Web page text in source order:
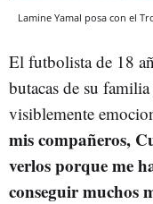
Lamine Yamal posa con el
El futbolista de 18
butacas de su
visiblemente
mis compañeros,
verlos porque me
conseguir muchos